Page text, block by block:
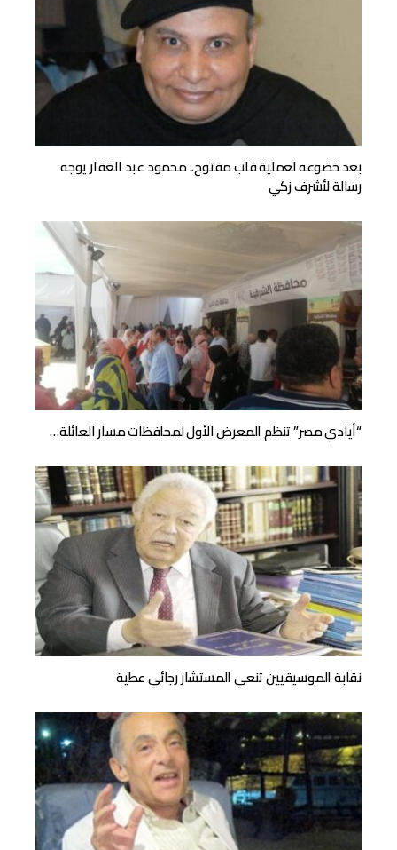
بعد خضوعه لعملية قلب مفتوح.. محمود عبد الغفار يوجه
رسالة لأشرف زكي
“أيادي مصر” تنظم المعرض الأول لمحافظات مسار العائلة…
نقابة الموسيقيين تنعي المستشار رجائي عطية